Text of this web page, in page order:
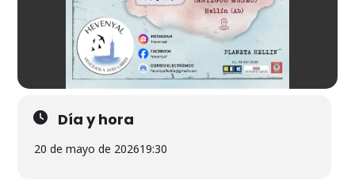
Día y hora
20 de mayo de 202619:30